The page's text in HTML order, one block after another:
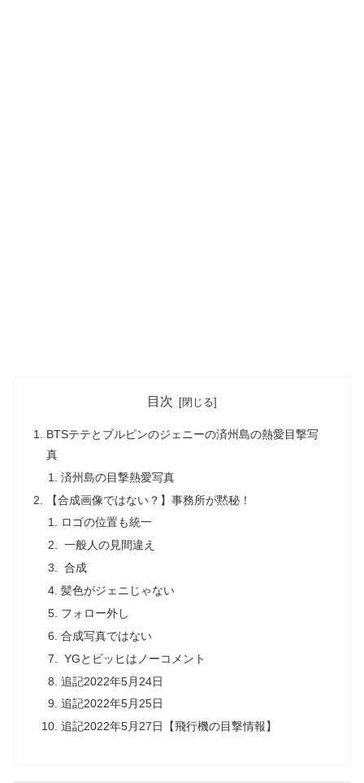
目次
BTSテテとブルピンのジェニーの済州島の熱愛目撃写
真
済州島の目撃熱愛写真
【合成画像ではない？】事務所が黙秘！
ロゴの位置も統一
一般人の見間違え
合成
髪色がジェニじゃない
フォロー外し
合成写真ではない
YGとビッヒはノーコメント
追記2022年5月24日
追記2022年5月25日
追記2022年5月27日【飛行機の目撃情報】